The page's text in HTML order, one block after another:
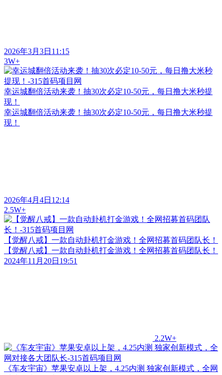
2026年3月3日11:15
3W+
幸运城翻倍活动来袭！抽30次必定10-50元，每日撸大米秒提
现！
幸运城翻倍活动来袭！抽30次必定10-50元，每日撸大米秒提
现！
2026年4月4日12:14
2.5W+
【觉醒八戒】一款自动卦机打金游戏！全网招募首码团队长！
【觉醒八戒】一款自动卦机打金游戏！全网招募首码团队长！
2024年11月20日19:51
2.2W+
《车友宇宙》苹果安卓以上架，4.25内测 独家创新模式，全网